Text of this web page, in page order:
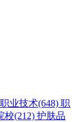
职业技术(648) 职
校(212) 护肤品